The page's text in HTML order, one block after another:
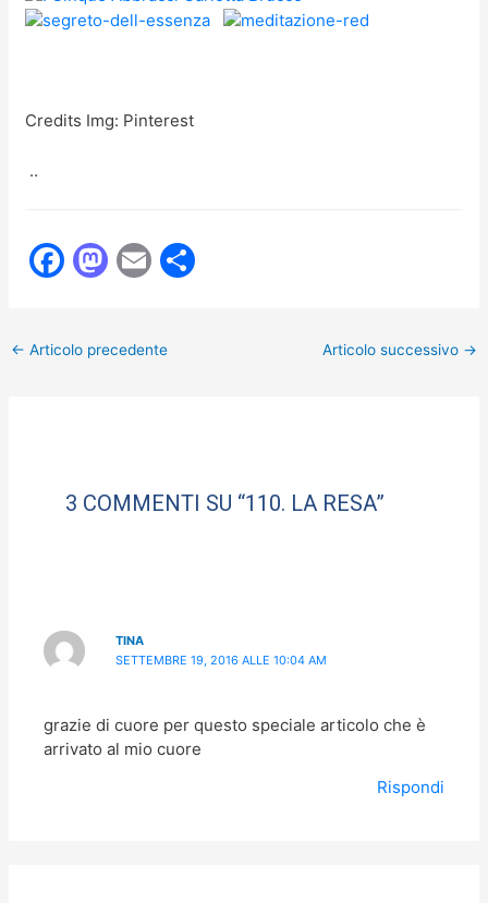
Credits Img: Pinterest
..
F
e
k
M
o
E
l
← Articolo precedente Articolo successivo →
3 COMMENTI SU “110. LA RESA”
TINA
SETTEMBRE 19, 2016 ALLE 10:04 AM
grazie di cuore per questo speciale articolo che è
arrivato al mio cuore
Rispondi